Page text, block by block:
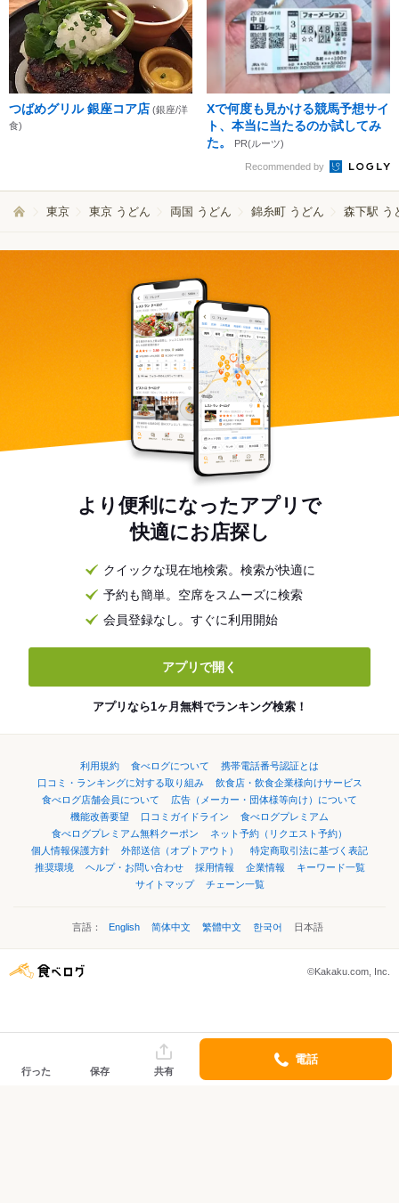
つばめグリル 銀座コア店 (銀座/洋
食)
Xで何度も見かける競馬予想サイ
ト、本当に当たるのか試してみ
た。
PR(ルーツ)
Recommended by
東京 東京 うどん 両国 うどん 錦糸町 うどん 森下駅 う
より便利になったアプリで
快適にお店探し
クイックな現在地検索。検索が快適に
予約も簡単。空席をスムーズに検索
会員登録なし。すぐに利用開始
アプリで開く
アプリなら1ヶ月無料でランキング検索！
利用規約 食べログについて
携帯電話番号認証とは
口コミ・ランキングに対する取り組み
飲食店・飲食企業様向けサービス
食べログ店舗会員について
広告（メーカー・団体様等向け）について
機能改善要望
口コミガイドライン
食べログプレミアム
食べログプレミアム無料クーポン
ネット予約（リクエスト予約）
個人情報保護方針
外部送信（オプトアウト）
特定商取引法に基づく表記
推奨環境
ヘルプ・お問い合わせ 採用情報 企業情報
キーワード一覧
サイトマップ
チェーン一覧
言語： English 简体中文 繁體中文 한국어 日本語
©Kakaku.com, Inc.
行った 保存 共有
電話